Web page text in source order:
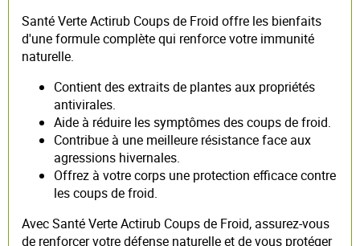
Santé Verte Actirub Coups de Froid offre les bienfaits
d'une formule complète qui renforce votre immunité
naturelle.
Contient des extraits de plantes aux propriétés
antivirales.
Aide à réduire les symptômes des coups de froid.
Contribue à une meilleure résistance face aux
agressions hivernales.
Offrez à votre corps une protection efficace contre
les coups de froid.
Avec Santé Verte Actirub Coups de Froid, assurez-vous
de renforcer votre défense naturelle et de vous protéger